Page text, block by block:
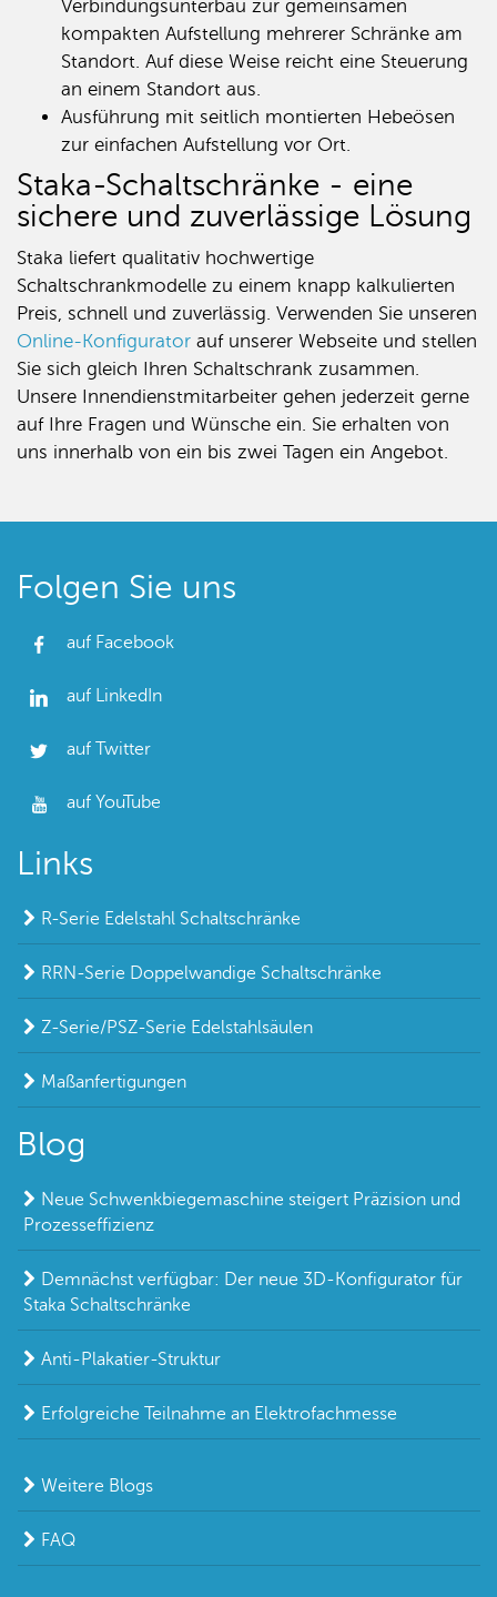
Verbindungsunterbau zur gemeinsamen
kompakten Aufstellung mehrerer Schränke am
Standort. Auf diese Weise reicht eine Steuerung
an einem Standort aus.
Ausführung mit seitlich montierten Hebeösen
zur einfachen Aufstellung vor Ort.
Staka-Schaltschränke - eine
sichere und zuverlässige Lösung
Staka liefert qualitativ hochwertige
Schaltschrankmodelle zu einem knapp kalkulierten
Preis, schnell und zuverlässig. Verwenden Sie unseren
Online-Konfigurator auf unserer Webseite und stellen
Sie sich gleich Ihren Schaltschrank zusammen.
Unsere Innendienstmitarbeiter gehen jederzeit gerne
auf Ihre Fragen und Wünsche ein. Sie erhalten von
uns innerhalb von ein bis zwei Tagen ein Angebot.
Folgen Sie uns
auf Facebook
auf LinkedIn
auf Twitter
auf YouTube
Links
R-Serie Edelstahl Schaltschränke
RRN-Serie Doppelwandige Schaltschränke
Z-Serie/PSZ-Serie Edelstahlsäulen
Maßanfertigungen
Blog
Neue Schwenkbiegemaschine steigert Präzision und
Prozesseffizienz
Demnächst verfügbar: Der neue 3D-Konfigurator für
Staka Schaltschränke
Anti-Plakatier-Struktur
Erfolgreiche Teilnahme an Elektrofachmesse
Weitere Blogs
FAQ